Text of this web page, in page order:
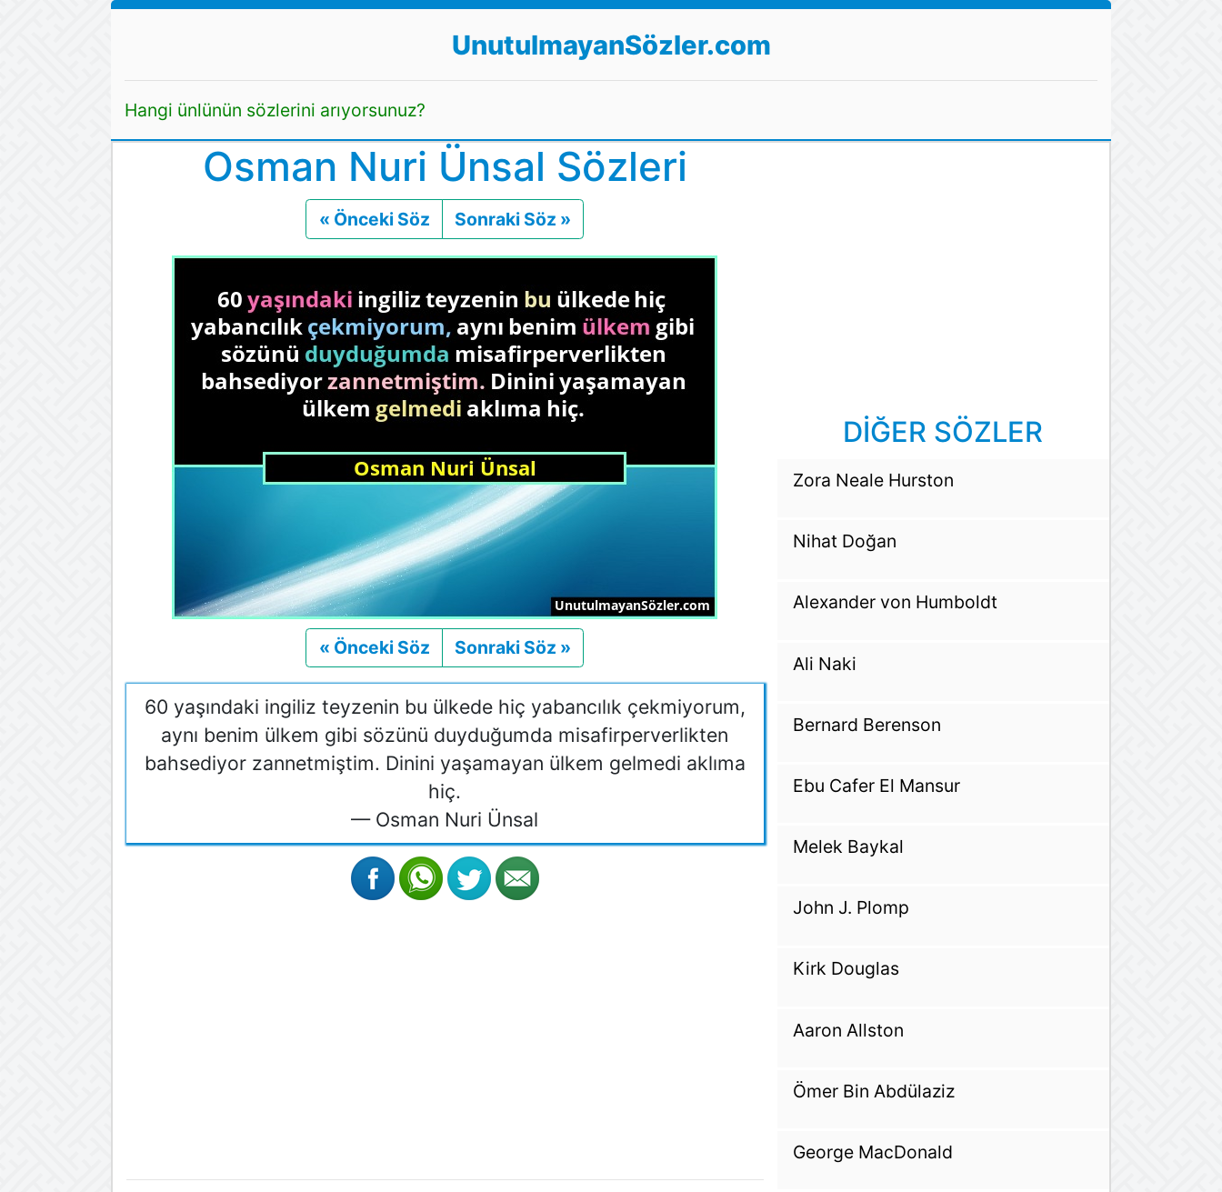
UnutulmayanSözler.com
Hangi ünlünün sözlerini arıyorsunuz?
Osman Nuri Ünsal Sözleri
« Önceki Söz Önceki
Sonraki Söz »
« Önceki Söz Önceki
Sonraki Söz »
60 yaşındaki ingiliz teyzenin bu ülkede hiç yabancılık çekmiyorum,
aynı benim ülkem gibi sözünü duyduğumda misafirperverlikten
bahsediyor zannetmiştim. Dinini yaşamayan ülkem gelmedi aklıma
hiç.
— Osman Nuri Ünsal
DİĞER SÖZLER
Zora Neale Hurston
Nihat Doğan
Alexander von Humboldt
Ali Naki
Bernard Berenson
Ebu Cafer El Mansur
Melek Baykal
John J. Plomp
Kirk Douglas
Aaron Allston
Ömer Bin Abdülaziz
George MacDonald